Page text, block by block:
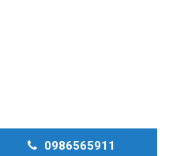
0986565911